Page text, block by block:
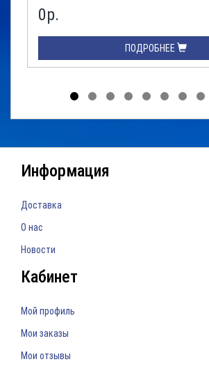
0р.
ПОДРОБНЕЕ
Информация
Доставка
О нас
Новости
Кабинет
Мой профиль
Мои заказы
Мои отзывы